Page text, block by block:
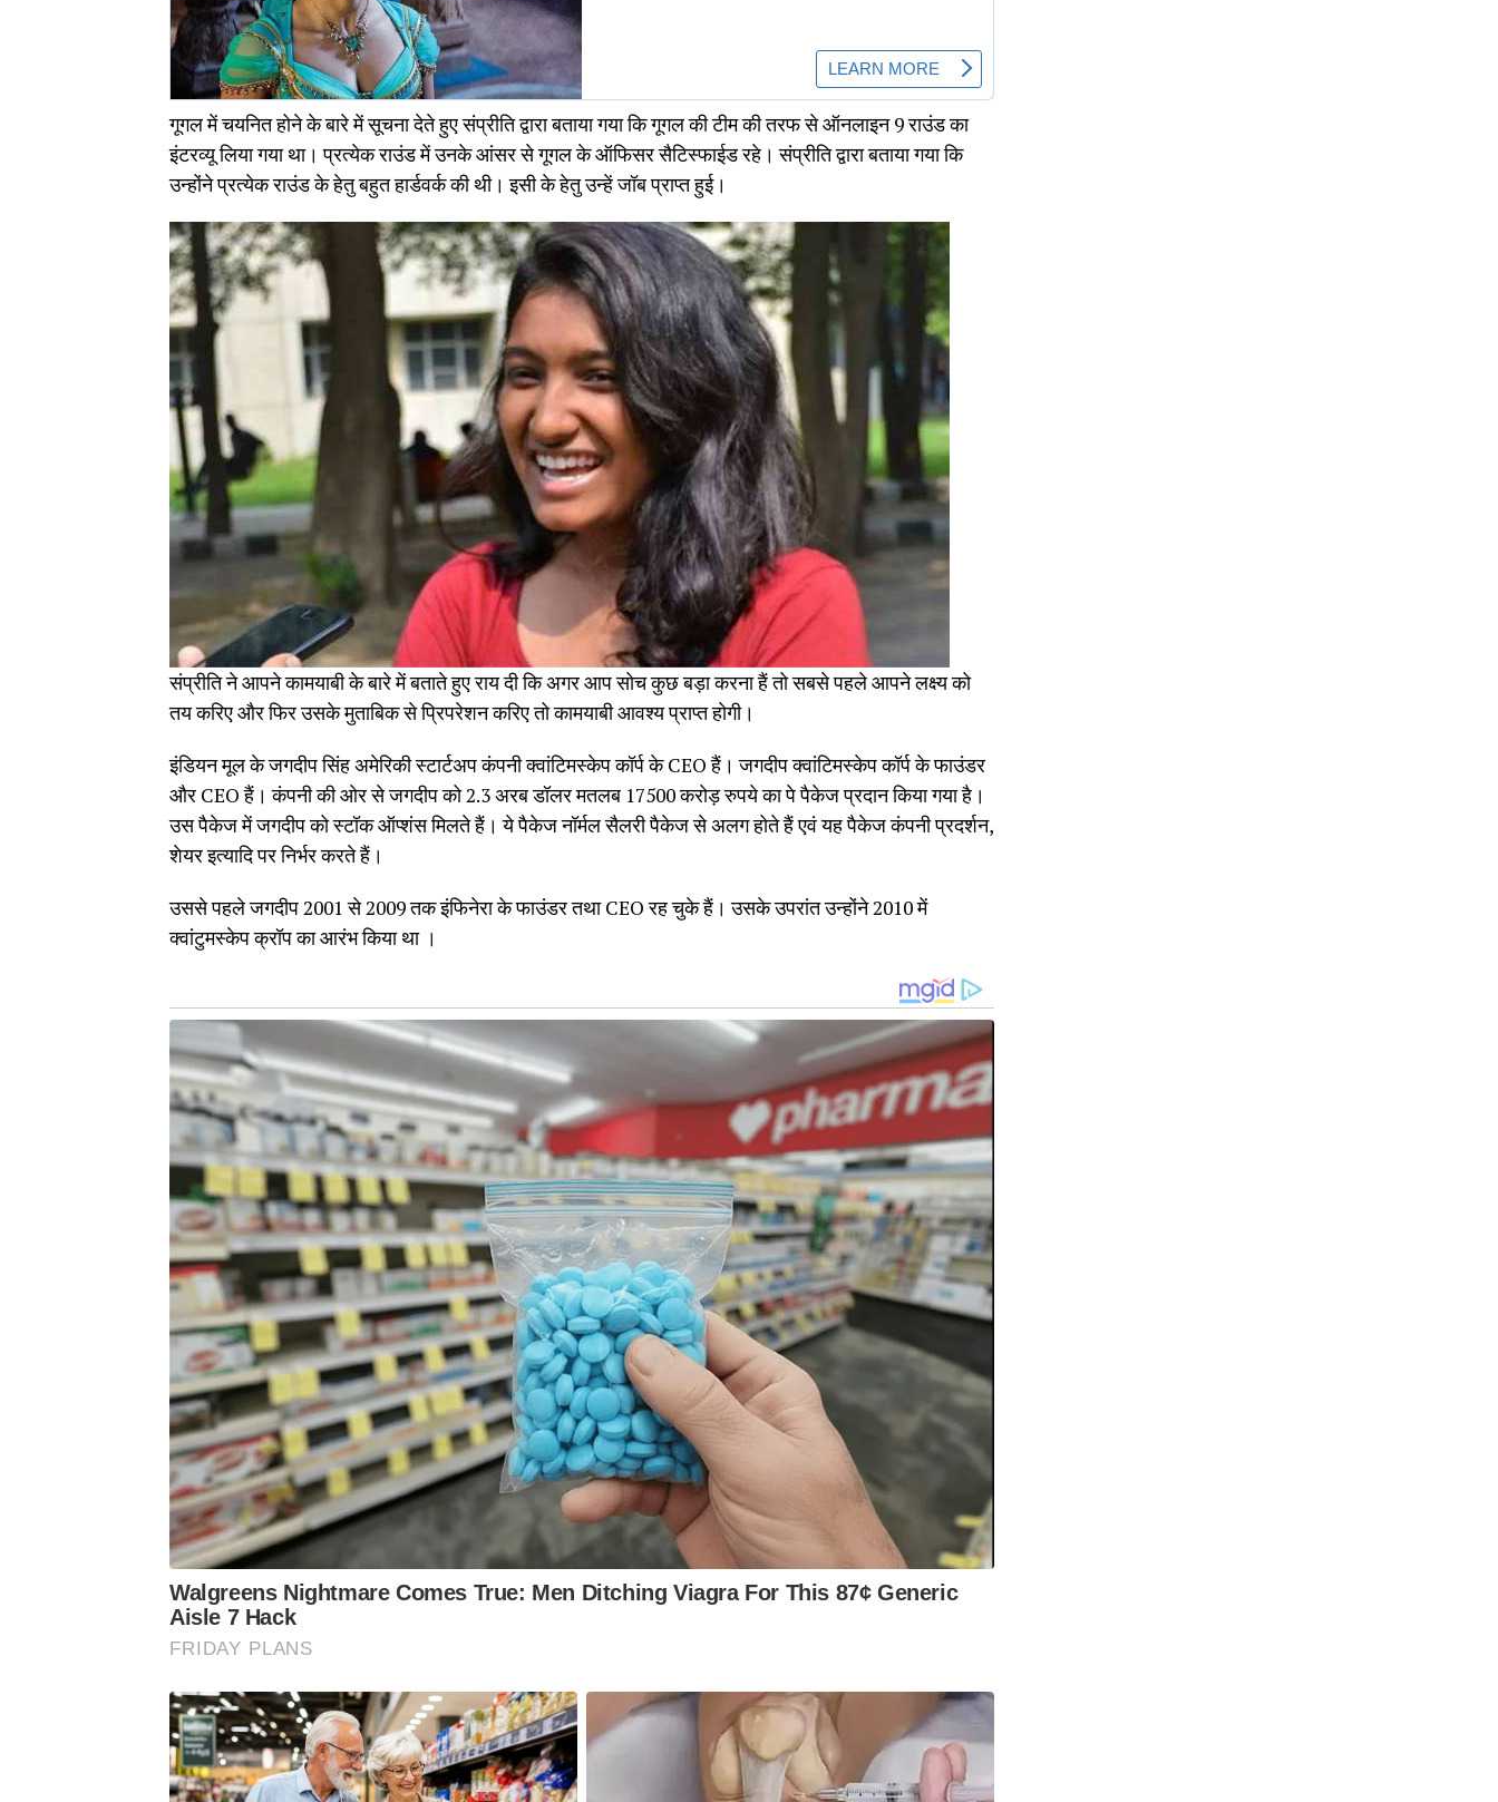
गूगल में चयनित होने के बारे में सूचना देते हुए संप्रीति द्वारा बताया गया कि गूगल की टीम की तरफ से ऑनलाइन 9 राउंड का
इंटरव्यू लिया गया था। प्रत्येक राउंड में उनके आंसर से गूगल के ऑफिसर सैटिस्फाईड रहे। संप्रीति द्वारा बताया गया कि
उन्होंने प्रत्येक राउंड के हेतु बहुत हार्डवर्क की थी। इसी के हेतु उन्हें जॉब प्राप्त हुई।
संप्रीति ने आपने कामयाबी के बारे में बताते हुए राय दी कि अगर आप सोच कुछ बड़ा करना हैं तो सबसे पहले आपने लक्ष्य को
तय करिए और फिर उसके मुताबिक से प्रिपरेशन करिए तो कामयाबी आवश्य प्राप्त होगी।
इंडियन मूल के जगदीप सिंह अमेरिकी स्टार्टअप कंपनी क्वांटिमस्केप कॉर्प के CEO हैं। जगदीप क्वांटिमस्केप कॉर्प के फाउंडर
और CEO हैं। कंपनी की ओर से जगदीप को 2.3 अरब डॉलर मतलब 17500 करोड़ रुपये का पे पैकेज प्रदान किया गया है।
उस पैकेज में जगदीप को स्टॉक ऑप्शंस मिलते हैं। ये पैकेज नॉर्मल सैलरी पैकेज से अलग होते हैं एवं यह पैकेज कंपनी प्रदर्शन,
शेयर इत्यादि पर निर्भर करते हैं।
उससे पहले जगदीप 2001 से 2009 तक इंफिनेरा के फाउंडर तथा CEO रह चुके हैं। उसके उपरांत उन्होंने 2010 में
क्वांटुमस्केप क्रॉप का आरंभ किया था ।